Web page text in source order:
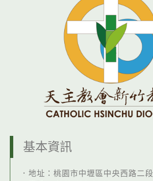
基本資訊
．地址：桃園市中壢區中央西路二